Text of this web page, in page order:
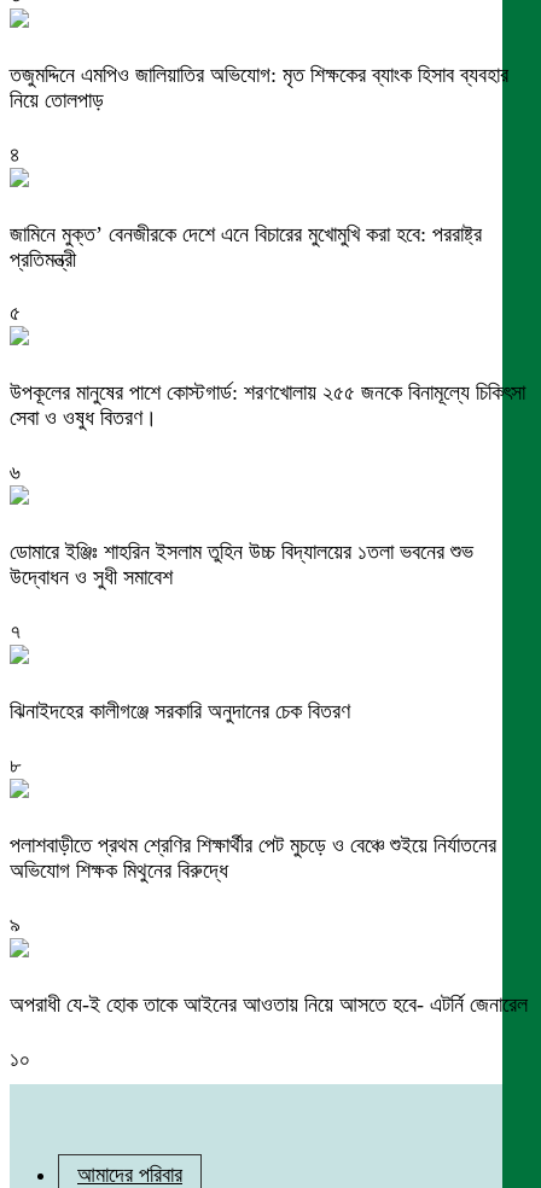
তজুমদ্দিনে এমপিও জালিয়াতির অভিযোগ: মৃত শিক্ষকের ব্যাংক হিসাব ব্যবহার
নিয়ে তোলপাড়
৪
জামিনে মুক্ত’ বেনজীরকে দেশে এনে বিচারের মুখোমুখি করা হবে: পররাষ্ট্র
প্রতিমন্ত্রী
৫
উপকূলের মানুষের পাশে কোস্টগার্ড: শরণখোলায় ২৫৫ জনকে বিনামূল্যে চিকিৎসা
সেবা ও ওষুধ বিতরণ।
৬
ডোমারে ইঞ্জিঃ শাহরিন ইসলাম তুহিন উচ্চ বিদ্যালয়ের ১তলা ভবনের শুভ
উদ্বোধন ও সুধী সমাবেশ
৭
ঝিনাইদহের কালীগঞ্জে সরকারি অনুদানের চেক বিতরণ
৮
পলাশবাড়ীতে প্রথম শ্রেণির শিক্ষার্থীর পেট মুচড়ে ও বেঞ্চে শুইয়ে নির্যাতনের
অভিযোগ শিক্ষক মিথুনের বিরুদ্ধে
৯
অপরাধী যে-ই হোক তাকে আইনের আওতায় নিয়ে আসতে হবে- এটর্নি জেনারেল
১০
আমাদের পরিবার